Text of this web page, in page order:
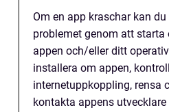
Om en app kraschar kan
problemet genom att starta
appen och/eller ditt
installera om appen,
internetuppkoppling, rensa
kontakta appens